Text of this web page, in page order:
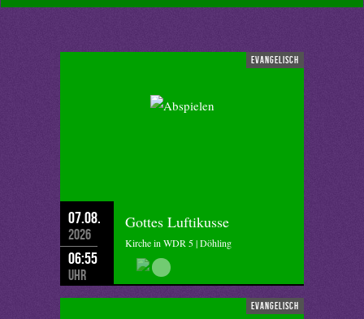
evangelisch
07.08.
2026
06:55
Uhr
Gottes Luftikusse
Kirche in WDR 5 | Döhling
evangelisch